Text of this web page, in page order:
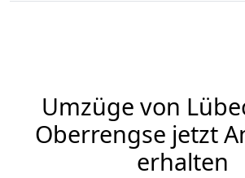
Umzüge von
Oberrengse jetzt
erhalten